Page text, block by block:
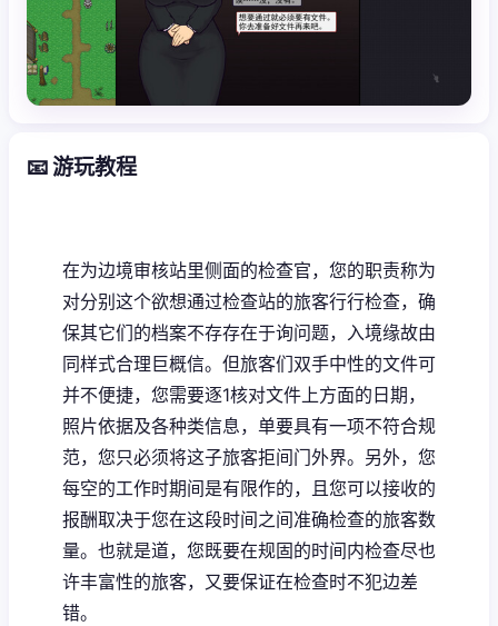
📧 游玩教程
在为边境审核站里侧面的检查官，您的职责称为
对分别这个欲想通过检查站的旅客行行检查，确
保其它们的档案不存存在于询问题，入境缘故由
同样式合理巨概信。但旅客们双手中性的文件可
并不便捷，您需要逐1核对文件上方面的日期，
照片依据及各种类信息，单要具有一项不符合规
范，您只必须将这子旅客拒间门外界。另外，您
每空的工作时期间是有限作的，且您可以接收的
报酬取决于您在这段时间之间准确检查的旅客数
量。也就是道，您既要在规固的时间内检查尽也
许丰富性的旅客，又要保证在检查时不犯边差
错。